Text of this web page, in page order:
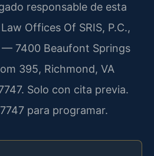
responsable de esta
Offices Of SRIS, P.C.,
7400 Beaufont Springs
395, Richmond, VA
Solo con cita previa.
para programar.